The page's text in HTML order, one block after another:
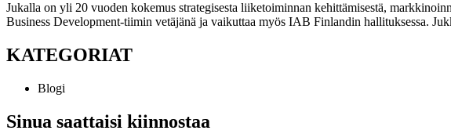
Jukalla on yli 20 vuoden kokemus strategisesta liiketoiminnan kehittämisestä,
Business Development-tiimin vetäjänä ja vaikuttaa myös IAB Finlandin hallituksessa.
KATEGORIAT
Blogi
Sinua saattaisi kiinnostaa